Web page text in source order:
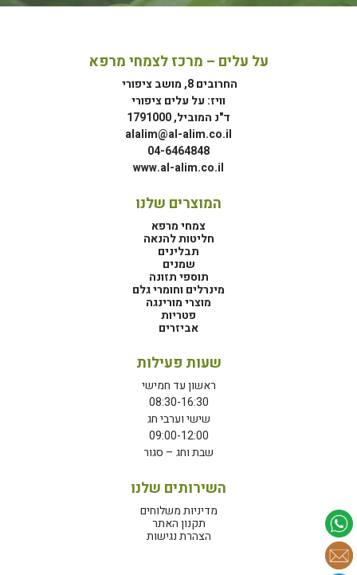
על עלים – מרכז לצמחי מרפא
החרובים 8, מושב ציפורי
וויז: על עלים ציפורי
ד"נ המוביל, 1791000
alalim@al-alim.co.il
04-6464848
www.al-alim.co.il
המוצרים שלנו
צמחי מרפא
חליטות להנאה
תבלינים
שמנים
תוספי תזונה
מינרלים וחומרי גלם
מוצרי מורינגה
פטריות
אביזרים
שעות פעילות
ראשון עד חמישי
08:30-16:30
שישי וערבי חג
09:00-12:00
שבת וחג – סגור
השירותים שלנו
מדיניות משלוחים
תקנון האתר
הצהרת נגישות